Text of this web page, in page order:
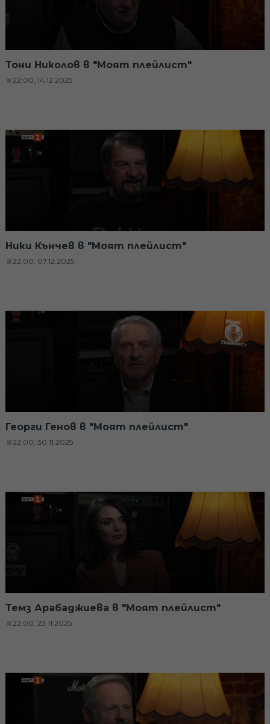
Тони Николов в "Моят плейлист"
22:00, 14.12.2025
Ники Кънчев в "Моят плейлист"
22:00, 07.12.2025
Георги Генов в "Моят плейлист"
22:00, 30.11.2025
Темз Арабаджиева в "Моят плейлист"
22:00, 23.11.2025